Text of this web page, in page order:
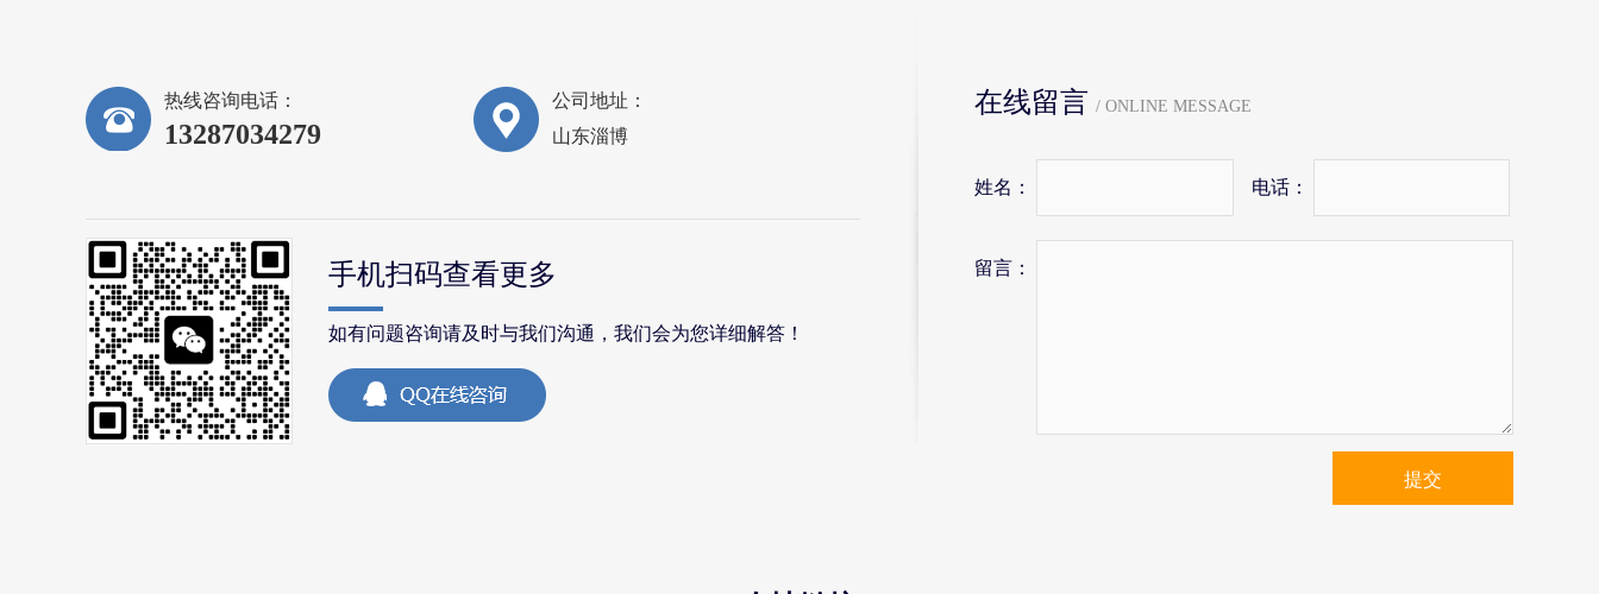
热线咨询电话：
13287034279
公司地址：
山东淄博
手机扫码查看更多
如有问题咨询请及时与我们沟通，我们会为您详细解答！
在线留言 / ONLINE MESSAGE
姓名： 电话：
留言：
提交